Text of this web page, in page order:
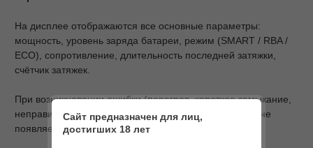
На дисплее отображаются все основные параметры:
мощность, уровень заряда батареи, режим (SMART / RBA /
ECO), сопротивление, длительность последней затяжки,
счётчик затяжек.
При возникновении ошибки (перегрев, короткое замыкание,
неправильная установка аккумулятора и т.п.) на экране
появляется соответствующее уведомление.
Сайт предназначен для лиц,
достигших 18 лет